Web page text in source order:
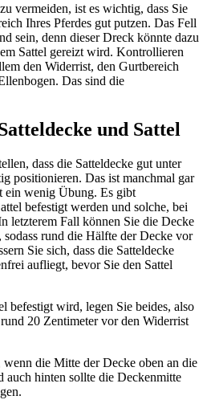
vermeiden, ist es wichtig, dass Sie
Ihres Pferdes gut putzen. Das Fell
sein, denn dieser Dreck könnte dazu
Sattel gereizt wird. Kontrollieren
den Widerrist, den Gurtbereich
Das sind die
und Sattel
dass die Satteldecke gut unter
positionieren. Das ist manchmal gar
ein wenig Übung. Es gibt
befestigt werden und solche, bei
letzterem Fall können Sie die Decke
rund die Hälfte der Decke vor
Sie sich, dass die Satteldecke
aufliegt, bevor Sie den Sattel
befestigt wird, legen Sie beides, also
20 Zentimeter vor den Widerrist
die Mitte der Decke oben an die
auch hinten sollte die Deckenmitte